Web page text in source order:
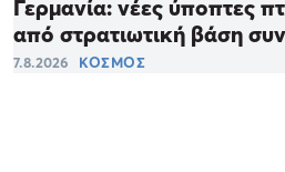
Γερμανία: νέες ύποπτες
από στρατιωτική βάση
7.8.2026 ΚΟΣΜΟΣ